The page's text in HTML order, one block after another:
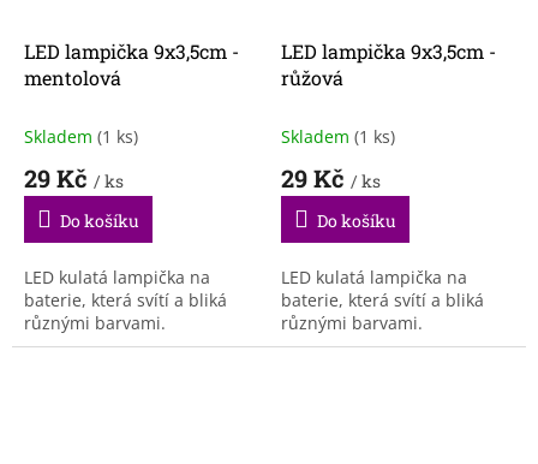
LED lampička 9x3,5cm -
mentolová
Skladem (1 ks)
29 Kč / ks
Do košíku
LED kulatá lampička na
baterie, která svítí a bliká
různými barvami.
LED lampička 9x3,5cm -
růžová
Skladem (1 ks)
29 Kč / ks
Do košíku
LED kulatá lampička na
baterie, která svítí a bliká
různými barvami.